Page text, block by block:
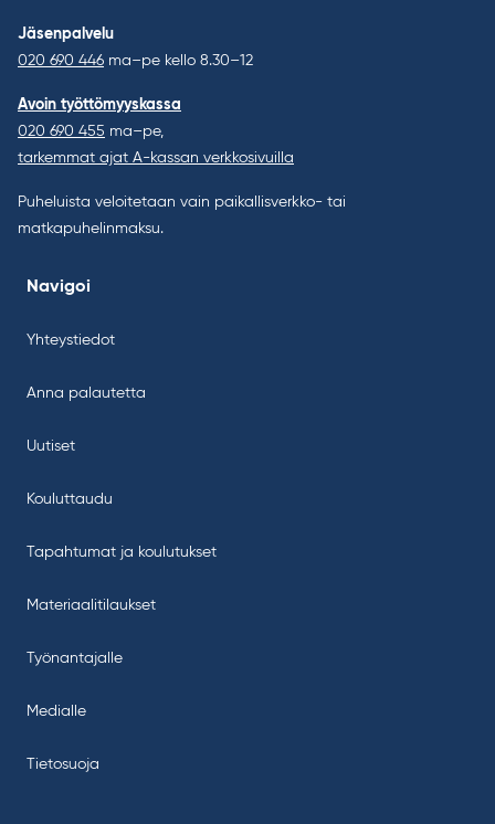
Jäsenpalvelu
020 690 446 ma–pe kello 8.30–12
Avoin työttömyyskassa
020 690 455 ma–pe,
tarkemmat ajat A-kassan verkkosivuilla
Puheluista veloitetaan vain paikallisverkko- tai
matkapuhelinmaksu.
Navigoi
Yhteystiedot
Anna palautetta
Uutiset
Kouluttaudu
Tapahtumat ja koulutukset
Materiaalitilaukset
Työnantajalle
Medialle
Tietosuoja